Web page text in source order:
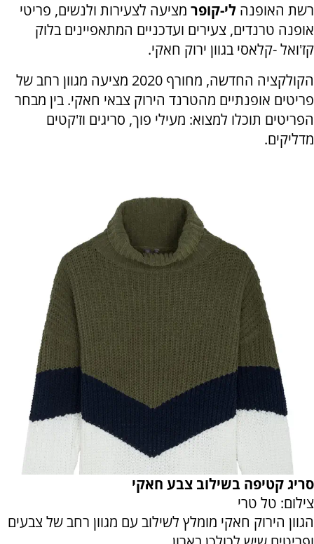
רשת האופנה לי-קופר מציעה לצעירות ולנשים, פריטי
אופנה טרנדים, צעירים ועדכניים המתאפיינים בלוק
קז'ואל -קלאסי בגוון ירוק חאקי.
הקולקציה החדשה, מחורף 2020 מציעה מגוון רחב של
פריטים אופנתיים מהטרנד הירוק צבאי חאקי. בין מבחר
הפריטים תוכלו למצוא: מעילי פוך, סריגים וז'קטים
מדליקים.
סריג קטיפה בשילוב צבע חאקי
צילום: טל טרי
הגוון הירוק חאקי מומלץ לשילוב עם מגוון רחב של צבעים